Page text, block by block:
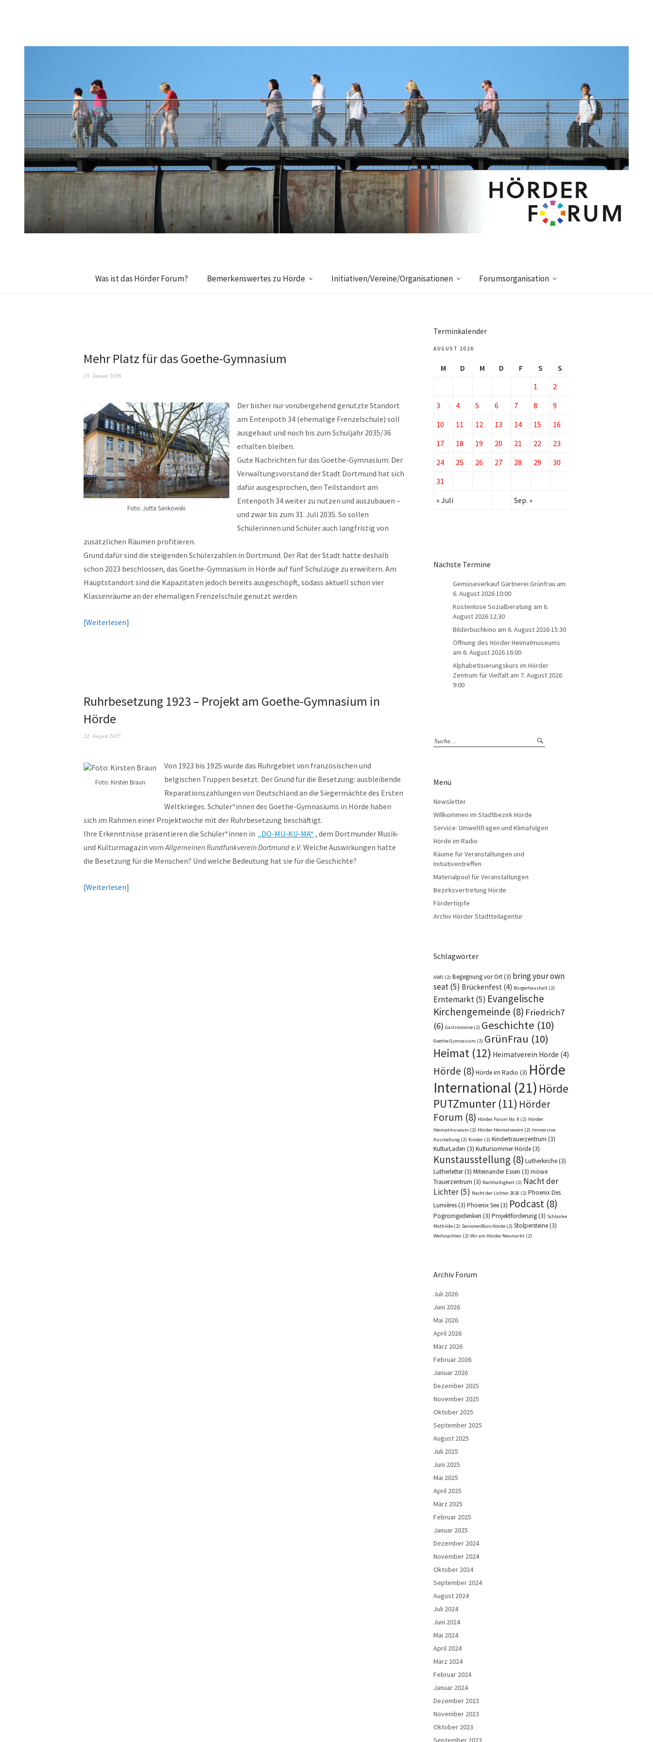
Was ist das Hörder Forum? Bemerkenswertes zu Hörde Initiativen/Vereine/Organisationen Forumsorganisation
Mehr Platz für das Goethe-Gymnasium
15. Januar 2026
Foto: Jutta Sankowski
Der bisher nur vorübergehend genutzte Standort
am Entenpoth 34 (ehemalige Frenzelschule) soll
ausgebaut und noch bis zum Schuljahr 2035/36
erhalten bleiben.
Gute Nachrichten für das Goethe-Gymnasium: Der
Verwaltungsvorstand der Stadt Dortmund hat sich
dafür ausgesprochen, den Teilstandort am
Entenpoth 34 weiter zu nutzen und auszubauen –
und zwar bis zum 31. Juli 2035. So sollen
Schülerinnen und Schüler auch langfristig von
zusätzlichen Räumen profitieren.
Grund dafür sind die steigenden Schülerzahlen in Dortmund. Der Rat der Stadt hatte deshalb
schon 2023 beschlossen, das Goethe-Gymnasium in Hörde auf fünf Schulzüge zu erweitern. Am
Hauptstandort sind die Kapazitäten jedoch bereits ausgeschöpft, sodass aktuell schon vier
Klassenräume an der ehemaligen Frenzelschule genutzt werden.
Weiterlesen
Ruhrbesetzung 1923 – Projekt am Goethe-Gymnasium in
Hörde
22. August 2025
Foto: Kirsten Braun
Von 1923 bis 1925 wurde das Ruhrgebiet von französischen und
belgischen Truppen besetzt. Der Grund für die Besetzung: ausbleibende
Reparationszahlungen von Deutschland an die Siegermächte des Ersten
Weltkrieges. Schüler*innen des Goethe-Gymnasiums in Hörde haben
sich im Rahmen einer Projektwoche mit der Ruhrbesetzung beschäftigt.
Ihre Erkenntnisse präsentieren die Schüler*innen in
„DO-MU-KU-MA“ , dem Dortmunder Musik-
und Kulturmagazin vom Allgemeinen Rundfunkverein Dortmund e.V. Welche Auswirkungen hatte
die Besetzung für die Menschen? Und welche Bedeutung hat sie für die Geschichte?
Weiterlesen
Terminkalender
AUGUST 2026
M D M D F S
S
1
2
3
4 5 6 7 8
9
10
11 12 13 14 15
16
17
18 19 20 21 22
23
24
25 26 27 28 29
30
31
« Juli
Sep. »
Nächste Termine
Gemüseverkauf Gärtnerei Grünfrau am
6. August 2026 10:00
Kostenlose Sozialberatung am 6.
August 2026 12:30
Bilderbuchkino am 6. August 2026 15:30
Öffnung des Hörder Heimatmuseums
am 6. August 2026 16:00
Alphabetisierungskurs im Hörder
Zentrum für Vielfalt am 7. August 2026
9:00
Menü
Newsletter
Willkommen im Stadtbezirk Hörde
Service: Umweltfragen und Klimafolgen
Hörde im Radio
Räume für Veranstaltungen und
Initiativentreffen
Materialpool für Veranstaltungen
Bezirksvertretung Hörde
Fördertöpfe
Archiv Hörder Stadtteilagentur
Schlagwörter
AWO (2) Begegnung vor Ort(3) bring your own
seat(5) Brückenfest (4) Bürgerhaushalt (2)
Erntemarkt(5) Evangelische
Kirchengemeinde (8) Friedrich7
(6) Gastronomie (2) Geschichte (10)
Goethe Gymnasium (2) GrünFrau (10)
Heimat (12) Heimatverein Hörde (4)
Hörde (8) Hörde im Radio (3) Hörde
International (21) Hörde
PUTZmunter(11) Hörder
Forum (8) Hörder Forum No. 8 (2) Hörder
Heimatmuseum (2) Hörder Heimatverein (2) Immersive
Ausstellung (2) Kinder (2) Kindertrauerzentrum (3)
KulturLaden (3) Kultursommer Hörde(3)
Kunstausstellung (8) Lutherkirche(3)
Lutherletter(3) Miteinander Essen (3) möwe
Trauerzentrum (3) Nachhaltigkeit (2) Nacht der
Lichter(5) Nacht der Lichter 2026 (2) Phoenix Des
Lumières(3) Phoenix See(3) Podcast (8)
Pogromgedenken (3) Projektförderung(3) Schlanke
Mathilde (2) SeniorenBüro Hörde (2) Stolpersteine(3)
Weihnachten (2) Wir am Hörder Neumarkt (2)
Archiv Forum
Juli 2026
Juni 2026
Mai 2026
April 2026
März 2026
Februar 2026
Januar 2026
Dezember 2025
November 2025
Oktober 2025
September 2025
August 2025
Juli 2025
Juni 2025
Mai 2025
April 2025
März 2025
Februar 2025
Januar 2025
Dezember 2024
November 2024
Oktober 2024
September 2024
August 2024
Juli 2024
Juni 2024
Mai 2024
April 2024
März 2024
Februar 2024
Januar 2024
Dezember 2023
November 2023
Oktober 2023
September 2023